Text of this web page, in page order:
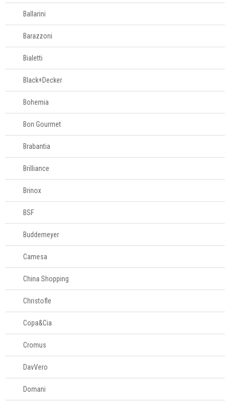
Criar conta
Pesquisar Lista
Fale
Conosco
61
996581061
Televendas
61
996588122
Ballarini
Barazzoni
Bialetti
Black+Decker
Bohemia
Bon Gourmet
Brabantia
Brilliance
Brinox
BSF
Buddemeyer
Camesa
China Shopping
Christofle
Copa&Cia
Cromus
DavVero
Domani